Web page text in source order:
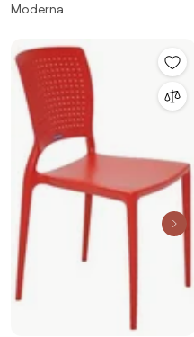
Vermelha em Polipropileno e
Moderna